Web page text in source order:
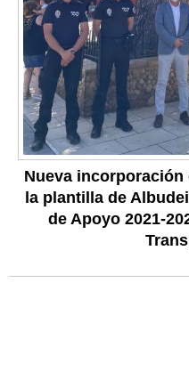
Nueva
la plantilla de
de Apoyo 2021-